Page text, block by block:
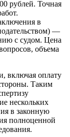
рублей. Точная
в
—
с судом. Цена
объема
включая оплату
Таким
нескольких
в законную
полноценной